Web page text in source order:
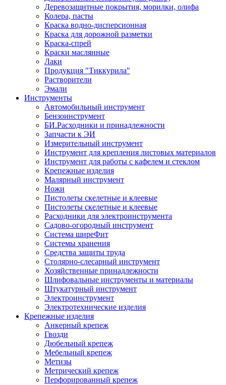
Деревозащитные покрытия, морилки, олифа
Колера, пасты
Краска водно-дисперсионная
Краска для дорожной разметки
Краска-спрей
Краски маслянные
Лаки
Продукция "Тиккурила"
Растворители
Эмали
Инструменты
Автомобильный инструмент
Бензоинструмент
БИ.Расходники и принадлежности
Запчасти к ЭИ
Измерительный инструмент
Инструмент для крепления листовых материалов
Инструмент для работы с кафелем и стеклом
Крепежные изделия
Малярный инструмент
Ножи
Пистолеты скелетные и клеевые
Пистолеты скелетные и клеевые
Расходники для электроинструмента
Садово-огородный инструмент
Система ширеФит
Системы хранения
Средства защиты труда
Столярно-слесарный инструмент
Хозяйственные принадлежности
Шлифовальные инструменты и материалы
Штукатурный инструмент
Электроинструмент
Электротехнические изделия
Крепежные изделия
Анкерный крепеж
Гвозди
Дюбельный крепеж
Мебельный крепеж
Метизы
Метрический крепеж
Перфорированный крепеж